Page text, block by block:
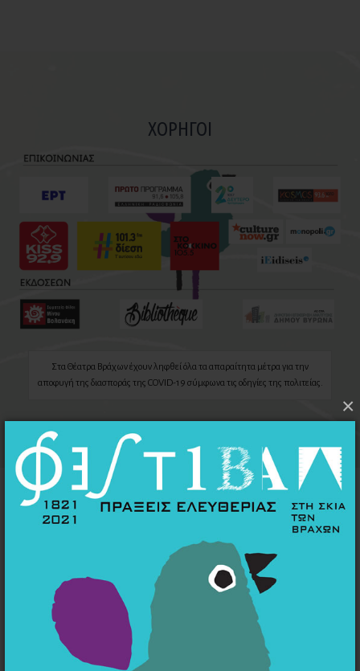
×
ΧΟΡΗΓΟΙ
Στα Θέατρα Βράχων έχουν ληφθεί όλα τα απαραίτητα μέτρα για την
αποφυγή της διασποράς της COVID-19 σύμφωνα τις οδηγίες της πολιτείας.